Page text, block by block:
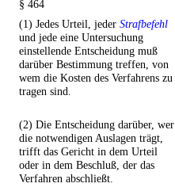
§ 464
(1) Jedes Urteil, jeder Strafbefehl
und jede eine Untersuchung
einstellende Entscheidung muß
darüber Bestimmung treffen, von
wem die Kosten des Verfahrens zu
tragen sind.
(2) Die Entscheidung darüber, wer
die notwendigen Auslagen trägt,
trifft das Gericht in dem Urteil
oder in dem Beschluß, der das
Verfahren abschließt.